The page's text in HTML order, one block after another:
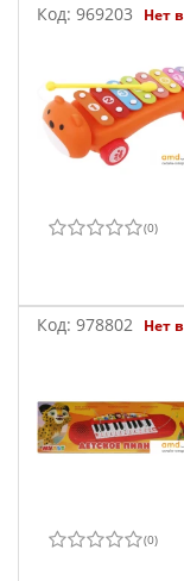
Код: 969203 Нет
(0)
Код: 978802 Нет
(0)